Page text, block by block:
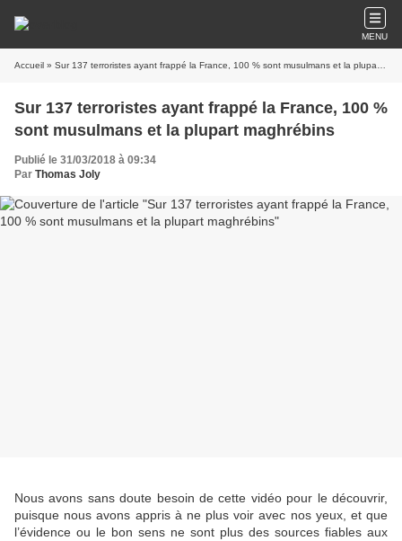
MENU
Accueil » Sur 137 terroristes ayant frappé la France, 100 % sont musulmans et la plupart maghrébins
Sur 137 terroristes ayant frappé la France, 100 %
sont musulmans et la plupart maghrébins
Publié le 31/03/2018 à 09:34
Par Thomas Joly
Nous avons sans doute besoin de cette vidéo pour le découvrir,
puisque nous avons appris à ne plus voir avec nos yeux, et que
l’évidence ou le bon sens ne sont plus des sources fiables aux